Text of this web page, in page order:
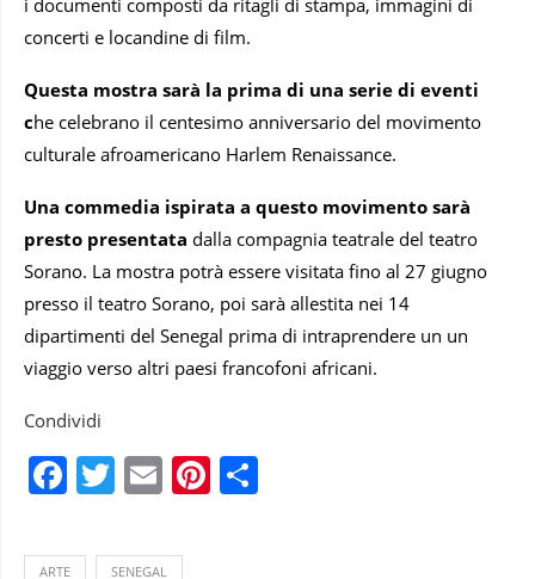
i documenti composti da ritagli di stampa, immagini di
concerti e locandine di film.
Questa mostra sarà la prima di una serie di eventi
che celebrano il centesimo anniversario del movimento
culturale afroamericano Harlem Renaissance.
Una commedia ispirata a questo movimento sarà
presto presentata dalla compagnia teatrale del teatro
Sorano. La mostra potrà essere visitata fino al 27 giugno
presso il teatro Sorano, poi sarà allestita nei 14
dipartimenti del Senegal prima di intraprendere un un
viaggio verso altri paesi francofoni africani.
Condividi
Facebook
Twitter
EmailPinterest
ARTE SENEGAL